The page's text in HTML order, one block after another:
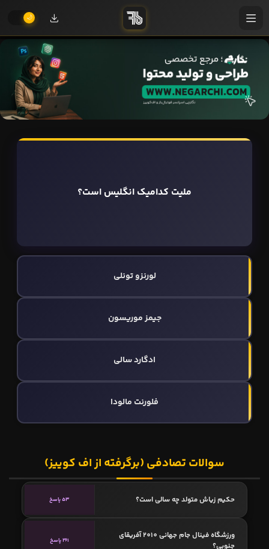
ملیت کدامیک انگلیس است؟
لورنزو تونلی
جیمز موریسون
ادگارد سالی
فلورنت مالودا
سوالات تصادفی (برگرفته از اف کوییز)
حکیم زیاش متولد چه سالی است؟ 53 پاسخ
ورزشگاه فینال جام جهانی 2010 آفریقای
جنوبی؟
261 پاسخ